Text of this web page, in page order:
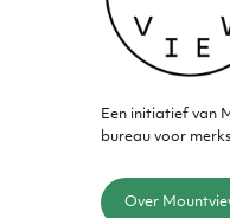
Een initiatief van
bureau voor
Over